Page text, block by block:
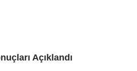
Açıklandı